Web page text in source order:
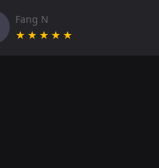
Fang N
★★★★★